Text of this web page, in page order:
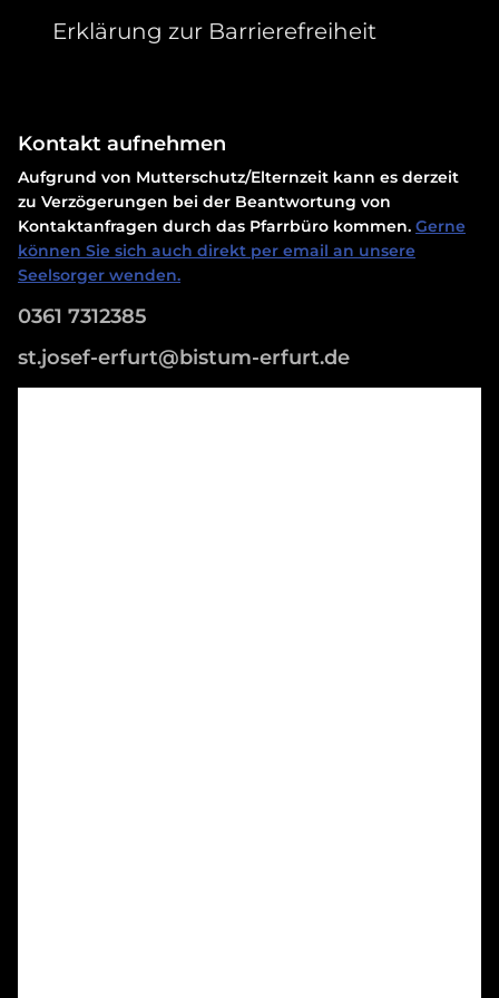
Erklärung zur Barrierefreiheit
Kontakt aufnehmen
Aufgrund von Mutterschutz/Elternzeit kann es derzeit
zu Verzögerungen bei der Beantwortung von
Kontaktanfragen durch das Pfarrbüro kommen. Gerne
können Sie sich auch direkt per email an unsere
Seelsorger wenden.
0361 7312385
st.josef-erfurt@bistum-erfurt.de